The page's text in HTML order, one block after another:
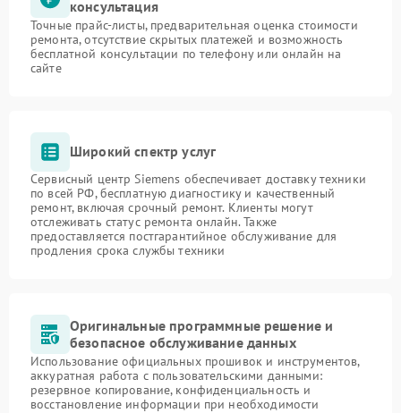
консультация
Точные прайс-листы, предварительная оценка стоимости
ремонта, отсутствие скрытых платежей и возможность
бесплатной консультации по телефону или онлайн на
сайте
Широкий спектр услуг
Сервисный центр Siemens обеспечивает доставку техники
по всей РФ, бесплатную диагностику и качественный
ремонт, включая срочный ремонт. Клиенты могут
отслеживать статус ремонта онлайн. Также
предоставляется постгарантийное обслуживание для
продления срока службы техники
Оригинальные программные решение и
безопасное обслуживание данных
Использование официальных прошивок и инструментов,
аккуратная работа с пользовательскими данными:
резервное копирование, конфиденциальность и
восстановление информации при необходимости